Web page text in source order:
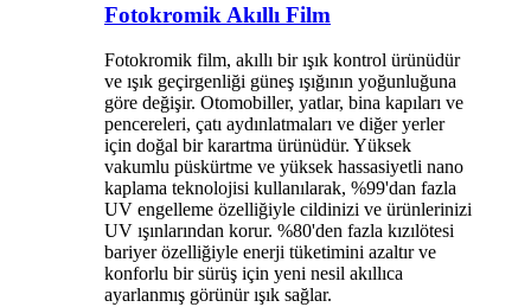
Fotokromik Akıllı Film
Fotokromik film, akıllı bir ışık kontrol ürünüdür
ve ışık geçirgenliği güneş ışığının yoğunluğuna
göre değişir. Otomobiller, yatlar, bina kapıları ve
pencereleri, çatı aydınlatmaları ve diğer yerler
için doğal bir karartma ürünüdür. Yüksek
vakumlu püskürtme ve yüksek hassasiyetli nano
kaplama teknolojisi kullanılarak, %99'dan fazla
UV engelleme özelliğiyle cildinizi ve ürünlerinizi
UV ışınlarından korur. %80'den fazla kızılötesi
bariyer özelliğiyle enerji tüketimini azaltır ve
konforlu bir sürüş için yeni nesil akıllıca
ayarlanmış görünür ışık sağlar.